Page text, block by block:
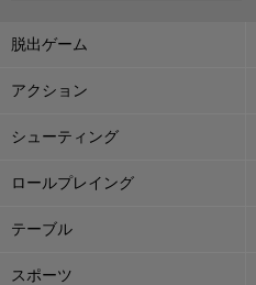
脱出ゲーム
アクション
シューティング
ロールプレイング
テーブル
スポーツ